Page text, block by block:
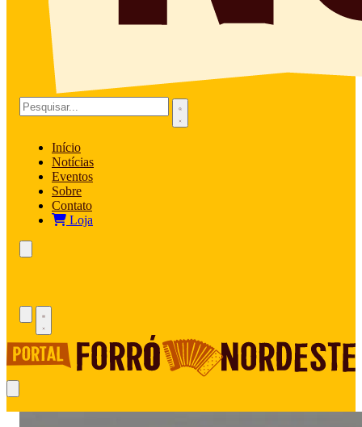
Início
Notícias
Eventos
Sobre
Contato
Loja